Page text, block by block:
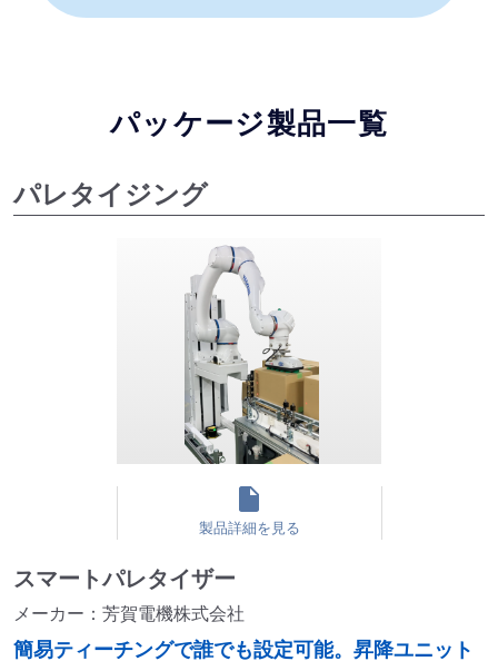
パッケージ製品一覧
パレタイジング
製品詳細を見る
スマートパレタイザー
メーカー：芳賀電機株式会社
簡易ティーチングで誰でも設定可能。昇降ユニット